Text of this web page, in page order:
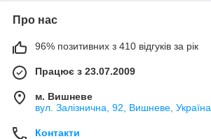
Про нас
96% позитивних з 410 відгуків за рік
Працює з 23.07.2009
м. Вишневе
вул. Залізнична, 92, Вишневе, Україна
Контакти